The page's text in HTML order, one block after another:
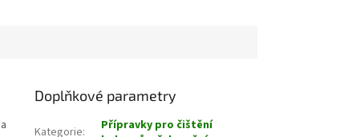
Doplňkové parametry
Kategorie:
Přípravky pro čištění